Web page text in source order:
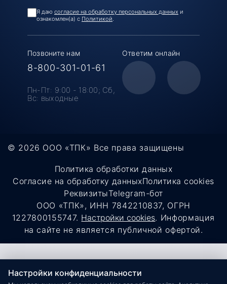
Я даю согласие на обработку персональных данных и
ознакомлен(а) с Политикой.
Позвоните нам
8-800-301-01-61
Пн-Пт: 9:00 - 18:00; Cб,
Вс: выходные
Ответим онлайн
© 2026 ООО «ТПК» Все права защищены
Политика обработки данных
Согласие на обработку данныхПолитика cookies
РеквизитыTelegram-бот
ООО «ТПК», ИНН 7842210837, ОГРН
1227800155747. Настройки cookies. Информация
на сайте не является публичной офертой.
Настройки конфиденциальности